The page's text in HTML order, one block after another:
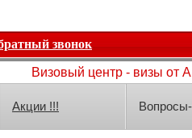
звонок
Визовый центр - визы от
Акции !!!